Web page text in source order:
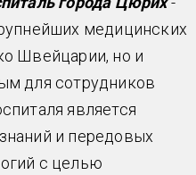
медицинских
Швейцарии, но и
для сотрудников
является
и передовых
с целью